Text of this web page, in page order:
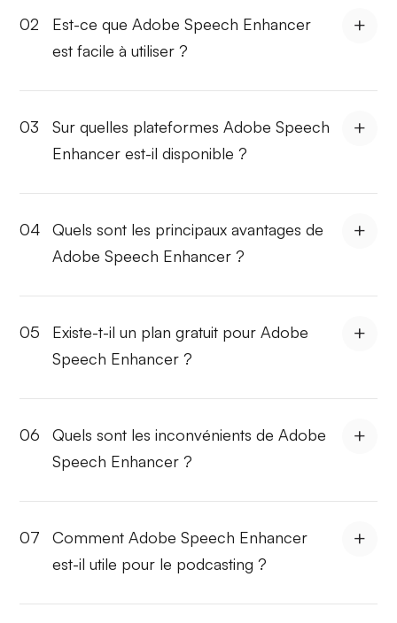
02
Est-ce que Adobe Speech Enhancer
est facile à utiliser ?
03
Sur quelles plateformes Adobe Speech
Enhancer est-il disponible ?
04
Quels sont les principaux avantages de
Adobe Speech Enhancer ?
05
Existe-t-il un plan gratuit pour Adobe
Speech Enhancer ?
06
Quels sont les inconvénients de Adobe
Speech Enhancer ?
07
Comment Adobe Speech Enhancer
est-il utile pour le podcasting ?